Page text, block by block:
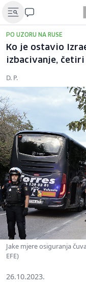
PO UZORU NA RUSE
Ko je ostavio
izbacivanje, četiri
D. P.
Jake mjere osiguranja
EFE)
26.10.2023.